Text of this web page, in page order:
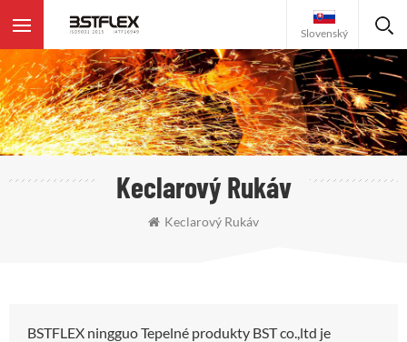
Slovenský
Keclarový Rukáv
Keclarový Rukáv
BSTFLEX ningguo Tepelné produkty BST co.,ltd je